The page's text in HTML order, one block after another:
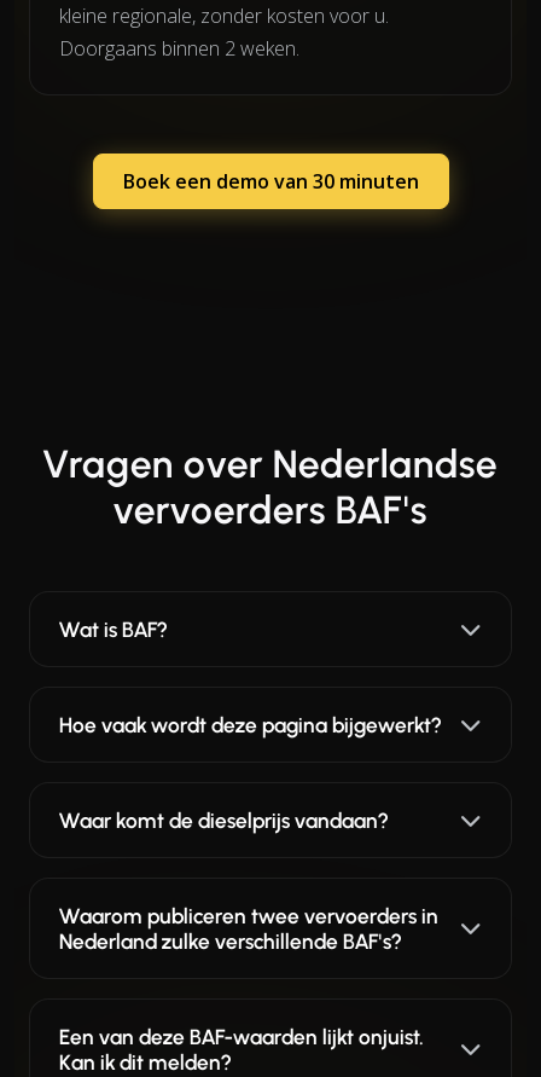
kleine regionale, zonder kosten voor u.
Doorgaans binnen 2 weken.
Boek een demo van 30 minuten
Vragen over Nederlandse
vervoerders BAF's
Wat is BAF?
Hoe vaak wordt deze pagina bijgewerkt?
Waar komt de dieselprijs vandaan?
Waarom publiceren twee vervoerders in
Nederland zulke verschillende BAF's?
Een van deze BAF-waarden lijkt onjuist.
Kan ik dit melden?